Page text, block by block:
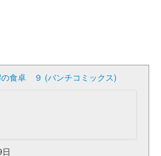
食卓 ９ (バンチコミックス)